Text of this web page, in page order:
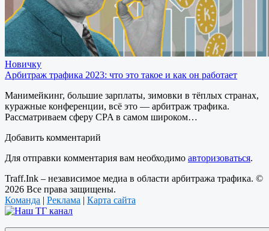
Новичку
Арбитраж трафика 2023: что это такое и как он работает
Манимейкинг, большие зарплаты, зимовки в тёплых странах,
куражные конференции, всё это — арбитраж трафика.
Рассматриваем сферу CPA в самом широком…
Добавить комментарий
Для отправки комментария вам необходимо авторизоваться.
Traff.Ink – независимое медиа в области арбитража трафика. ©
2026 Все права защищены.
Команда | Реклама | Карта сайта